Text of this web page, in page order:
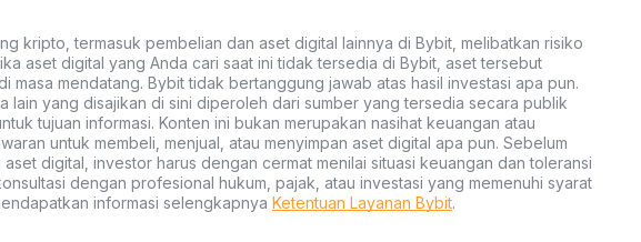
kripto, termasuk pembelian dan aset digital lainnya di Bybit, melibatkan risiko
aset digital yang Anda cari saat ini tidak tersedia di Bybit, aset tersebut
masa mendatang. Bybit tidak bertanggung jawab atas hasil investasi apa pun.
lain yang disajikan di sini diperoleh dari sumber yang tersedia secara publik
tujuan informasi. Konten ini bukan merupakan nasihat keuangan atau
untuk membeli, menjual, atau menyimpan aset digital apa pun. Sebelum
digital, investor harus dengan cermat menilai situasi keuangan dan toleransi
dengan profesional hukum, pajak, atau investasi yang memenuhi syarat
informasi selengkapnya Ketentuan Layanan Bybit.